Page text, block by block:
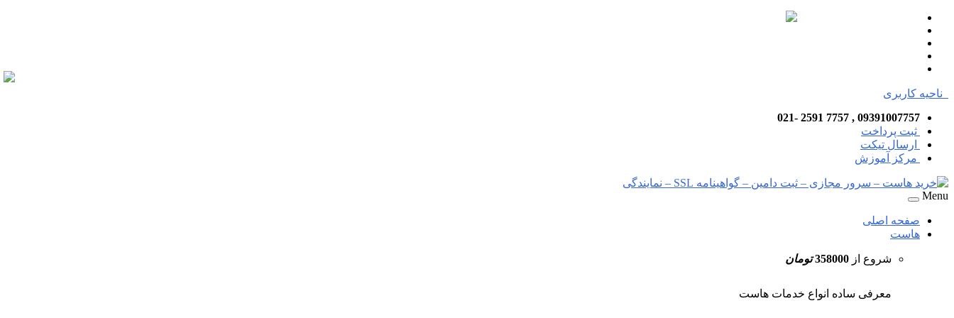
ناحیه کاربری
09391007757 , 7757 2591 -021
ثبت پرداخت
ارسال تیکت
مرکز آموزش
Menu
صفحه اصلی
هاست
شروع از 358000 تومان
معرفی ساده انواع خدمات هاست